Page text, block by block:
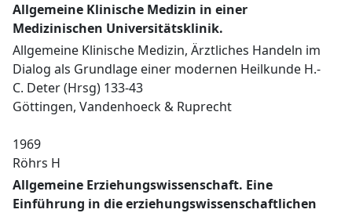
Allgemeine Klinische Medizin in einer
Medizinischen Universitätsklinik.
Allgemeine Klinische Medizin, Ärztliches Handeln im
Dialog als Grundlage einer modernen Heilkunde H.-
C. Deter (Hrsg) 133-43
Göttingen, Vandenhoeck & Ruprecht
1969
Röhrs H
Allgemeine Erziehungswissenschaft. Eine
Einführung in die erziehungswissenschaftlichen